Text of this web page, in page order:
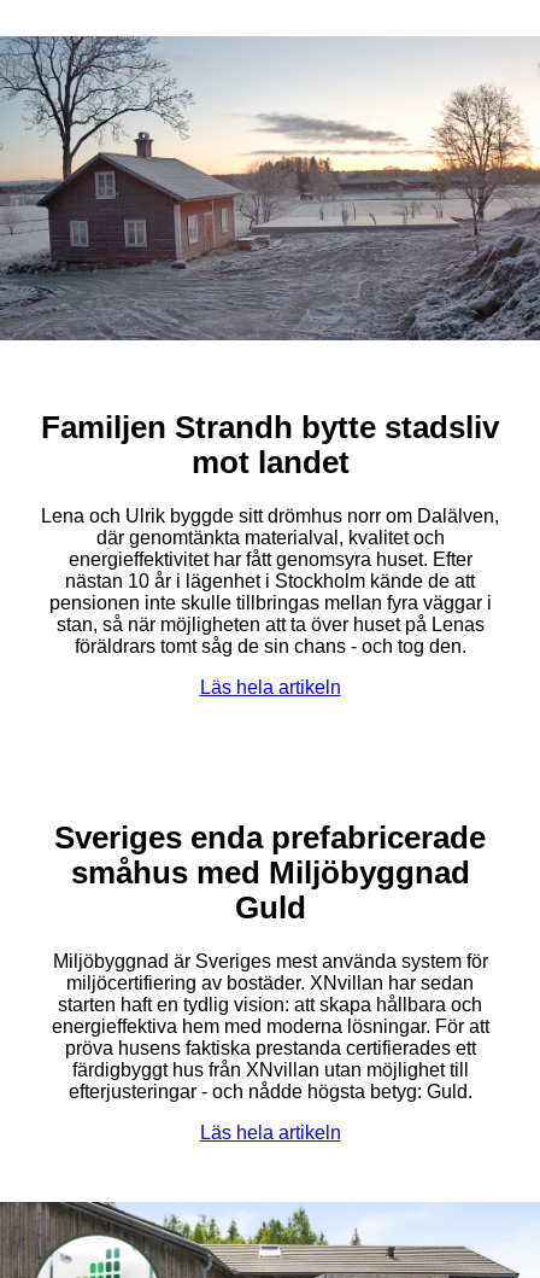
Familjen Strandh bytte stadsliv
mot landet
Lena och Ulrik byggde sitt drömhus norr om Dalälven,
där genomtänkta materialval, kvalitet och
energieffektivitet har fått genomsyra huset. Efter
nästan 10 år i lägenhet i Stockholm kände de att
pensionen inte skulle tillbringas mellan fyra väggar i
stan, så när möjligheten att ta över huset på Lenas
föräldrars tomt såg de sin chans - och tog den.
Läs hela artikeln
Sveriges enda prefabricerade
småhus med Miljöbyggnad
Guld
Miljöbyggnad är Sveriges mest använda system för
miljöcertifiering av bostäder. XNvillan har sedan
starten haft en tydlig vision: att skapa hållbara och
energieffektiva hem med moderna lösningar. För att
pröva husens faktiska prestanda certifierades ett
färdigbyggt hus från XNvillan utan möjlighet till
efterjusteringar - och nådde högsta betyg: Guld.
Läs hela artikeln